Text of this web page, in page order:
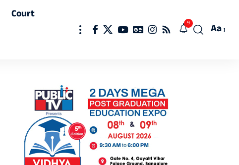
Court
9
Font
Aa